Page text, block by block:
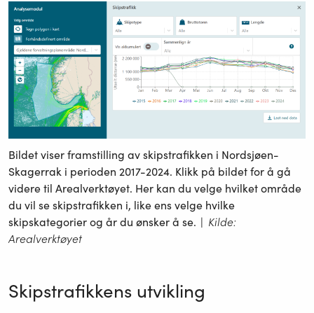
Bildet viser framstilling av skipstrafikken i Nordsjøen-
Skagerrak i perioden 2017-2024. Klikk på bildet for å gå
videre til Arealverktøyet. Her kan du velge hvilket område
du vil se skipstrafikken i, like ens velge hvilke
skipskategorier og år du ønsker å se. | Kilde:
Arealverktøyet
Skipstrafikkens utvikling